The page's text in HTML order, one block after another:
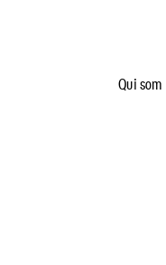
Qui som